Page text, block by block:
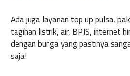
Ada juga layanan top up pulsa,
tagihan listrik, air, BPJS, internet
dengan bunga yang pastinya
saja!